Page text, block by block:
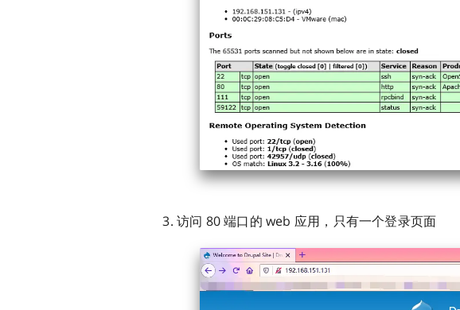
访问 80 端口的 web 应用，只有一个登录页面